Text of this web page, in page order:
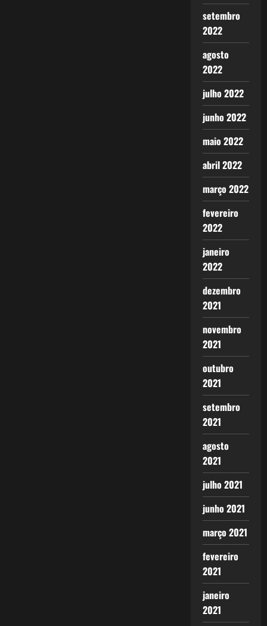
setembro
2022
agosto
2022
julho 2022
junho 2022
maio 2022
abril 2022
março 2022
fevereiro
2022
janeiro
2022
dezembro
2021
novembro
2021
outubro
2021
setembro
2021
agosto
2021
julho 2021
junho 2021
março 2021
fevereiro
2021
janeiro
2021